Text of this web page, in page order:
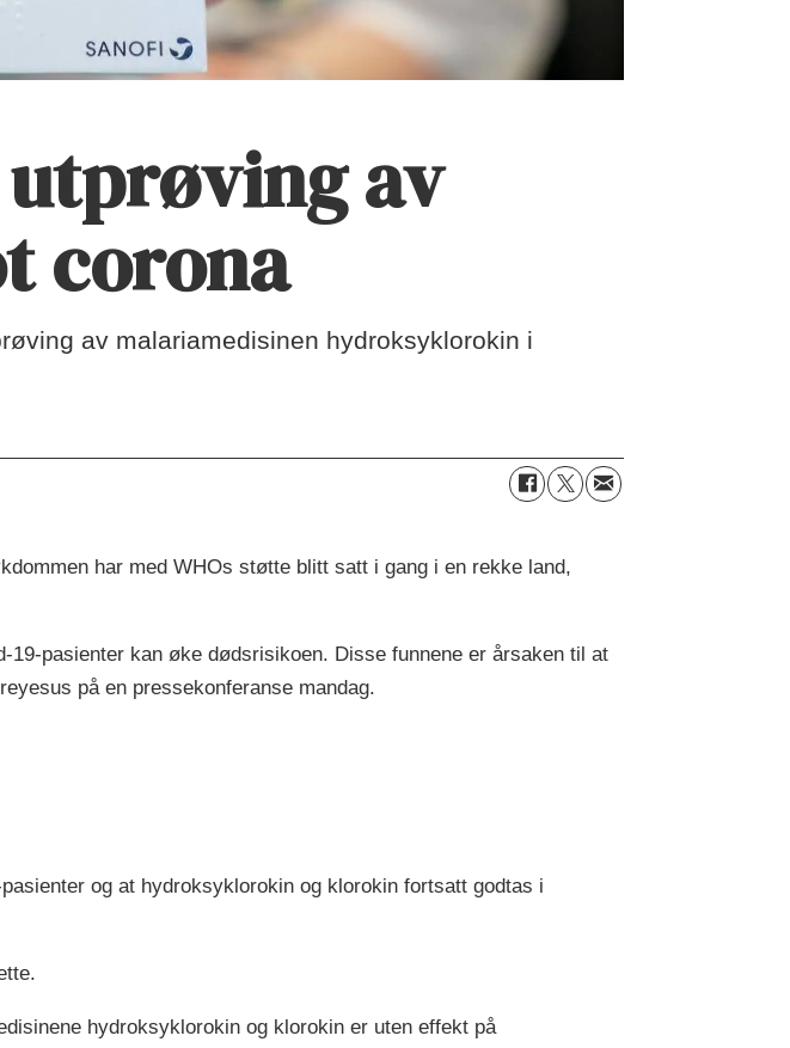
utprøving av
corona
av malariamedisinen hydroksyklorokin i
har med WHOs støtte blitt satt i gang i en rekke land,
pasienter kan øke dødsrisikoen. Disse funnene er årsaken til at
på en pressekonferanse mandag.
og at hydroksyklorokin og klorokin fortsatt godtas i
hydroksyklorokin og klorokin er uten effekt på